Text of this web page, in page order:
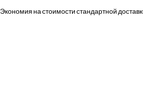
Экономия на стоимости стандартной